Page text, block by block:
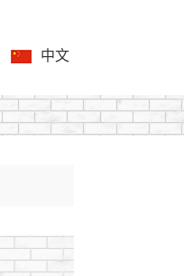
中文